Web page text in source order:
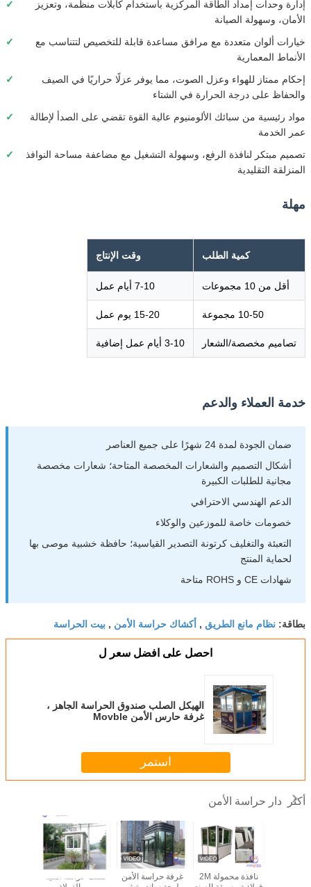
إدارة وحدات إمداد الطاقة المركزية باستخدام كابلات منظمة، وتعزيز
الأمان، وسهولة الصيانة
خيارات ألوان متعددة مع مرافق مساعدة قابلة للتخصيص لتتناسب مع
الأنماط المعمارية
إحكام ممتاز للهواء وعزل الصوت، مما يوفر عزلًا حراريًا في الصيف
والحفاظ على درجة الحرارة في الشتاء
مواد رئيسية من سبائك الألومنيوم عالية القوة تقضي على الصدأ لإطالة
عمر الخدمة
تصميم مبتكر لنافذة الرفع، وسهولة التشغيل مع مضاعفة مساحة النوافذ
المنزلقة التقليدية
مهلة
كمية الطلب وقت الإنتاج
أقل من 10 مجموعات 7-10 أيام عمل
10-50 مجموعة 15-20 يوم عمل
تصاميم مخصصة/الشعار 3-10 أيام عمل إضافية
خدمة العملاء والدعم
ضمان الجودة لمدة 24 شهرًا على جميع العناصر
أشكال التصميم والشعارات المخصصة المتاحة؛ شعارات مخصصة
مجانية للطلبات الكبيرة
الدعم الهندسي الاحترافي
خصومات خاصة للموزعين والوكلاء
التعبئة والتغليف كرتونة التصدير القياسية؛ حافظة خشبية موصى بها
لحماية المنتج
شهادات CE و ROHS متاحة
بطاقة: نظام مانع الطريق , أكشاك حراسة الأمن , بيت الحراسة
احصل على افضل سعر ل
الهيكل الصلب صندوق الحراسة الجاهز ،
غرفة حارس الأمن Movble
استمر
أكثر دار حراسة الأمن
كشك حراسة أمنية
غرفة حراسة الأمن
نافذة محمولة 2M